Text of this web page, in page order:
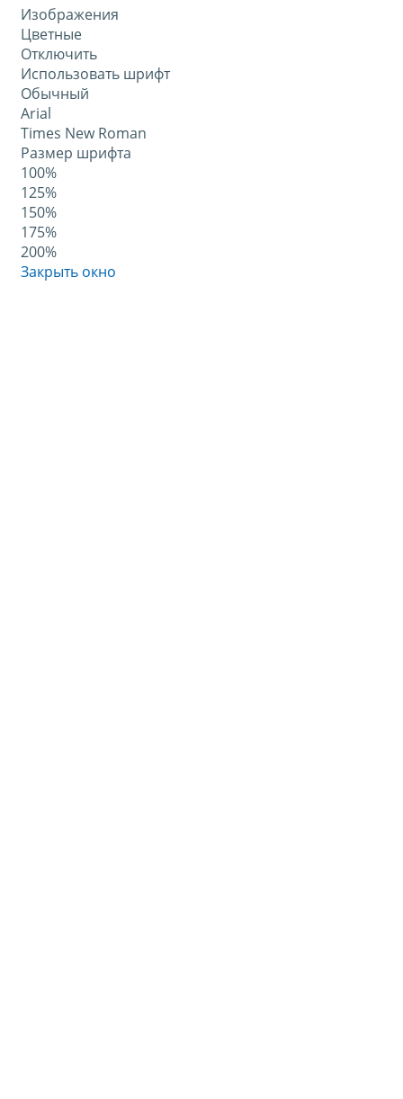
Изображения
Цветные
Отключить
Использовать шрифт
Обычный
Arial
Times New Roman
Размер шрифта
100%
125%
150%
175%
200%
Закрыть окно